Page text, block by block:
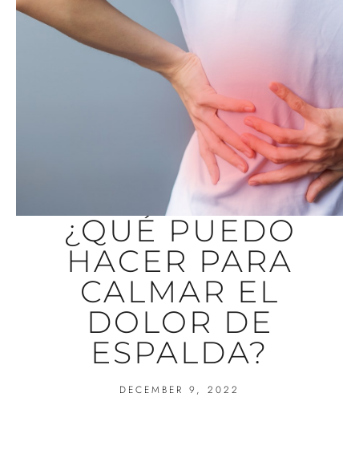
¿QUÉ PUEDO
HACER PARA
CALMAR EL
DOLOR DE
ESPALDA?
DECEMBER 9, 2022